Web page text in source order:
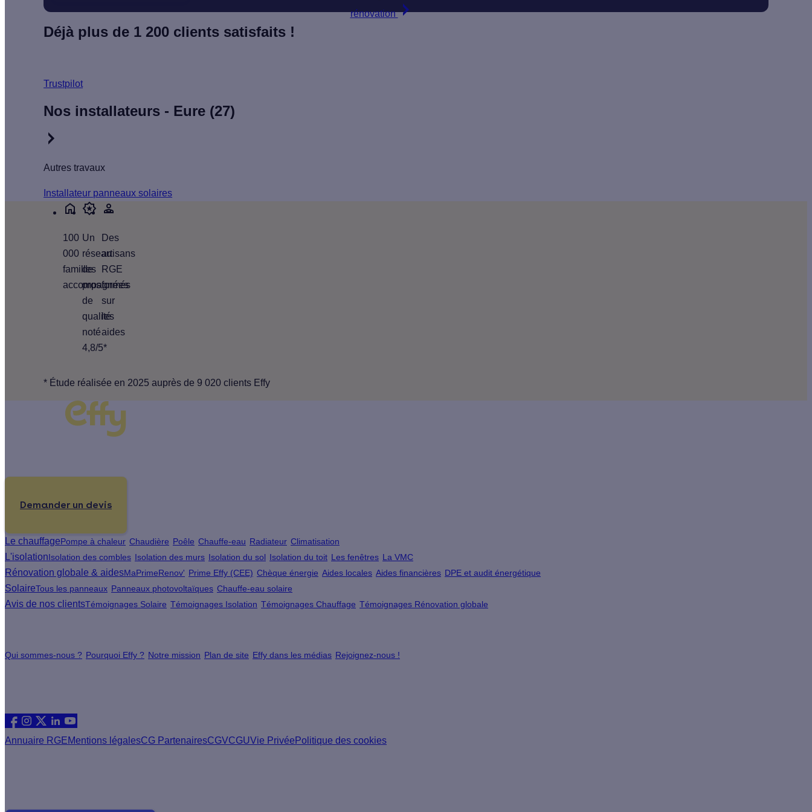
rénovation
Déjà plus de 1 200 clients satisfaits !
Trustpilot
Nos installateurs - Eure (27)
Autres travaux
Installateur panneaux solaires
100
000
familles
accompagnées
Un
réseau
de
pros
de
qualité
noté
4,8/5*
Des
artisans
RGE
formés
sur
les
aides
* Étude réalisée en 2025 auprès de 9 020 clients Effy
Demander un devis
Le chauffagePompe à chaleur Chaudière Poêle Chauffe-eau Radiateur Climatisation
L'isolationIsolation des combles Isolation des murs Isolation du sol Isolation du toit Les fenêtres La VMC
Rénovation globale & aidesMaPrimeRenov' Prime Effy (CEE) Chèque énergie Aides locales Aides financières DPE et audit énergétique
SolaireTous les panneaux Panneaux photovoltaïques Chauffe-eau solaire
Avis de nos clientsTémoignages Solaire Témoignages Isolation Témoignages Chauffage Témoignages Rénovation globale
Qui sommes-nous ? Pourquoi Effy ? Notre mission Plan de site Effy dans les médias Rejoignez-nous !
Annuaire RGEMentions légalesCG PartenairesCGVCGUVie Privée Politique des cookies